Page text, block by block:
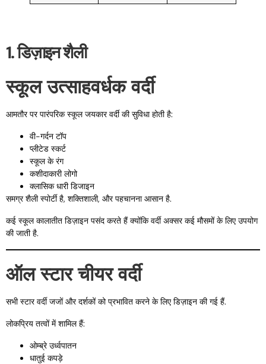
1. डिज़ाइन शैली
स्कूल उत्साहवर्धक वर्दी
आमतौर पर पारंपरिक स्कूल जयकार वर्दी की सुविधा होती है:
वी-गर्दन टॉप
प्लीटेड स्कर्ट
स्कूल के रंग
कशीदाकारी लोगो
क्लासिक धारी डिजाइन
समग्र शैली स्पोर्टी है, शक्तिशाली, और पहचानना आसान है.
कई स्कूल कालातीत डिज़ाइन पसंद करते हैं क्योंकि वर्दी अक्सर कई मौसमों के लिए उपयोग
की जाती है.
ऑल स्टार चीयर वर्दी
सभी स्टार वर्दी जजों और दर्शकों को प्रभावित करने के लिए डिज़ाइन की गई हैं.
लोकप्रिय तत्वों में शामिल हैं:
ओम्ब्रे उर्ध्वपातन
धातुई कपड़े